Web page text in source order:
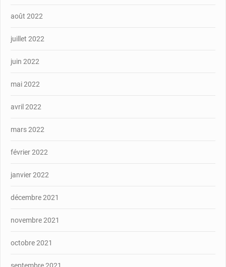
août 2022
juillet 2022
juin 2022
mai 2022
avril 2022
mars 2022
février 2022
janvier 2022
décembre 2021
novembre 2021
octobre 2021